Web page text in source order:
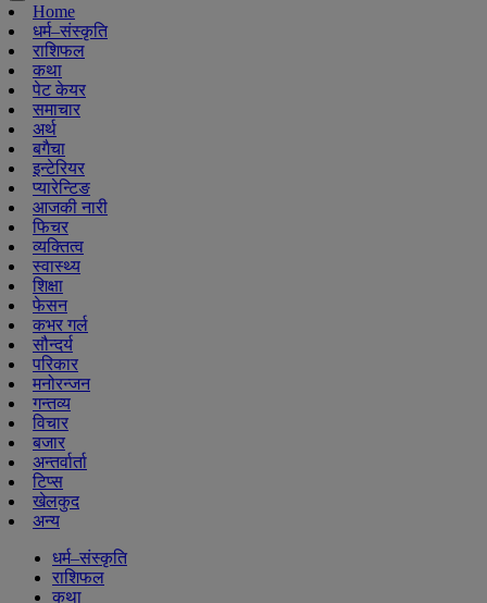
Home
धर्म–संस्कृति
राशिफल
कथा
पेट केयर
समाचार
अर्थ
बगैचा
इन्टेरियर
प्यारेन्टिङ
आजकी नारी
फिचर
व्यक्तित्व
स्वास्थ्य
शिक्षा
फेसन
कभर गर्ल
सौन्दर्य
परिकार
मनोरन्जन
गन्तव्य
विचार
बजार
अन्तर्वार्ता
टिप्स
खेलकुद
अन्य
धर्म–संस्कृति
राशिफल
कथा